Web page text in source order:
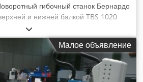
гибочный станок Бернардо
и нижней балкой TBS 1020
Максимальная толщина листового
2,0 мм Максимальная ширина
изгиба 0-135° 1350 мм ширина Cjdpfx
* 1115 мм Высота 1170 мм Вес
Свойства Сегментированная
Малое объявление